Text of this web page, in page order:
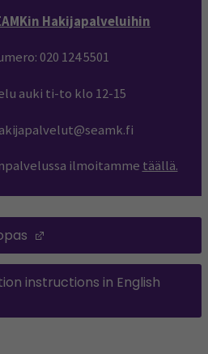
Hakijapalveluihin
020 124 5501
auki ti-to klo 12-15
ilmoitamme täällä.
instructions in English